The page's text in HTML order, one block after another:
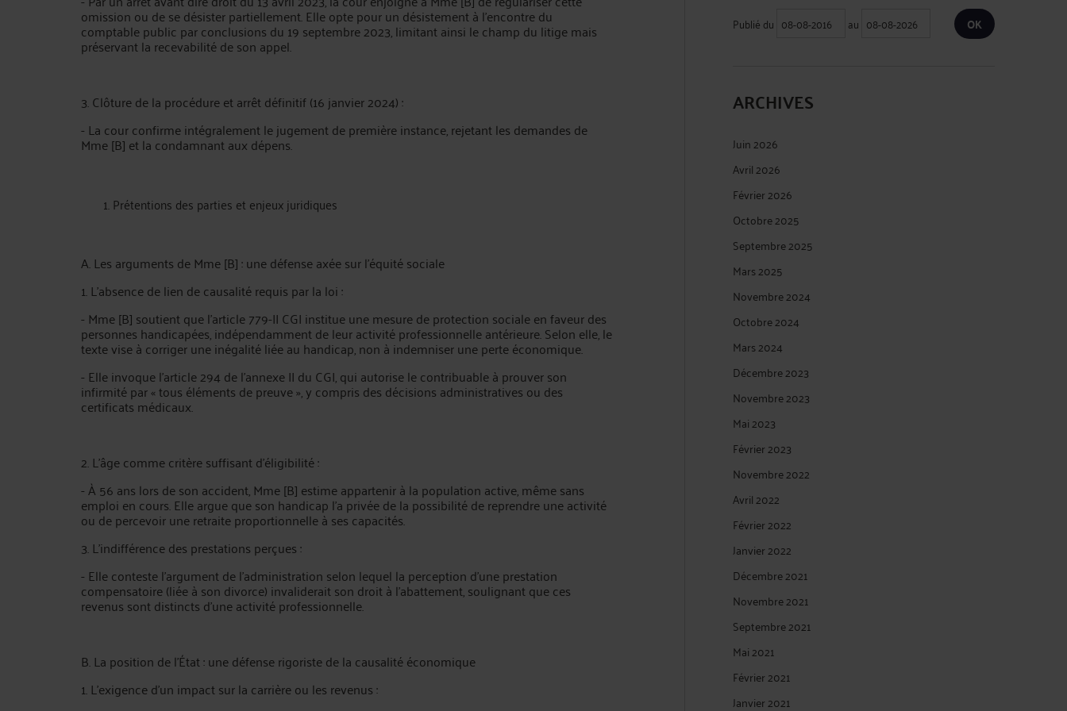
omission ou de se désister partiellement. Elle opte pour un désistement à l’encontre du
comptable public par conclusions du 19 septembre 2023, limitant ainsi le champ du litige mais
préservant la recevabilité de son appel.
3. Clôture de la procédure et arrêt définitif (16 janvier 2024) :
- La cour confirme intégralement le jugement de première instance, rejetant les demandes de
Mme [B] et la condamnant aux dépens.
Prétentions des parties et enjeux juridiques
A. Les arguments de Mme [B] : une défense axée sur l’équité sociale
1. L’absence de lien de causalité requis par la loi :
- Mme [B] soutient que l’article 779-II CGI institue une mesure de protection sociale en faveur des
personnes handicapées, indépendamment de leur activité professionnelle antérieure. Selon elle, le
texte vise à corriger une inégalité liée au handicap, non à indemniser une perte économique.
- Elle invoque l’article 294 de l’annexe II du CGI, qui autorise le contribuable à prouver son
infirmité par « tous éléments de preuve », y compris des décisions administratives ou des
certificats médicaux.
2. L’âge comme critère suffisant d’éligibilité :
- À 56 ans lors de son accident, Mme [B] estime appartenir à la population active, même sans
emploi en cours. Elle argue que son handicap l’a privée de la possibilité de reprendre une activité
ou de percevoir une retraite proportionnelle à ses capacités.
3. L’indifférence des prestations perçues :
- Elle conteste l’argument de l’administration selon lequel la perception d’une prestation
compensatoire (liée à son divorce) invaliderait son droit à l’abattement, soulignant que ces
revenus sont distincts d’une activité professionnelle.
B. La position de l’État : une défense rigoriste de la causalité économique
1. L’exigence d’un impact sur la carrière ou les revenus :
Publié du au
ARCHIVES
Juin 2026
Avril 2026
Février 2026
Octobre 2025
Septembre 2025
Mars 2025
Novembre 2024
Octobre 2024
Mars 2024
Décembre 2023
Novembre 2023
Mai 2023
Février 2023
Novembre 2022
Avril 2022
Février 2022
Janvier 2022
Décembre 2021
Novembre 2021
Septembre 2021
Mai 2021
Février 2021
Janvier 2021